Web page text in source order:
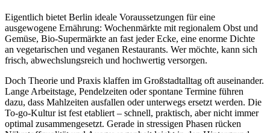
Eigentlich bietet Berlin ideale Voraussetzungen für eine
ausgewogene Ernährung: Wochenmärkte mit regionalem Obst und
Gemüse, Bio-Supermärkte an fast jeder Ecke, eine enorme Dichte
an vegetarischen und veganen Restaurants. Wer möchte, kann sich
frisch, abwechslungsreich und hochwertig versorgen.
Doch Theorie und Praxis klaffen im Großstadtalltag oft auseinander.
Lange Arbeitstage, Pendelzeiten oder spontane Termine führen
dazu, dass Mahlzeiten ausfallen oder unterwegs ersetzt werden. Die
To-go-Kultur ist fest etabliert – schnell, praktisch, aber nicht immer
optimal zusammengesetzt. Gerade in stressigen Phasen rücken